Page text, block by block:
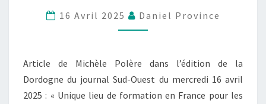
16 Avril 2025 Daniel Province
Article de Michèle Polère dans l’édition de la
Dordogne du journal Sud-Ouest du mercredi 16 avril
2025 : « Unique lieu de formation en France pour les